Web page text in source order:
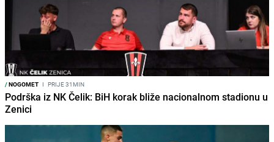
/NOGOMET I PRIJE 31MIN
Podrška iz NK Čelik: BiH korak bliže nacionalnom stadionu u
Zenici